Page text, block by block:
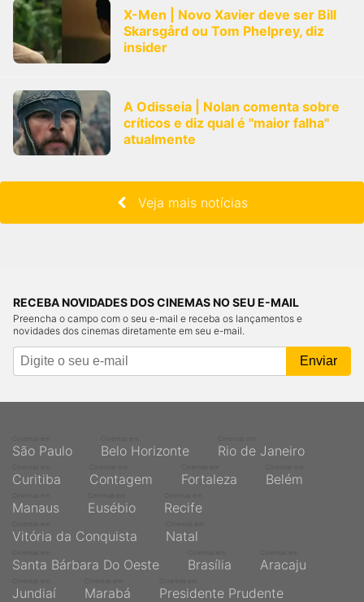
X-Men | Novo Xavier deve ser Bill
Skarsgård ou Tom Phelprey, diz
insider
A Odisseia | Nolan comenta sobre
críticos e diz qual é "maior falha"
atualmente
Veja mais notícias
RECEBA NOVIDADES DOS CINEMAS NO SEU E-MAIL
Preencha o campo com o seu e-mail e receba os lançamentos e
novidades dos cinemas diretamente em seu e-mail.
São Paulo Belo Horizonte Rio de Janeiro
Curitiba Contagem Fortaleza Belém
Manaus Eusébio Recife
Vitória da Conquista Natal
Santa Bárbara Do Oeste Brasília Aracaju
Jundiaí Marabá Presidente Prudente